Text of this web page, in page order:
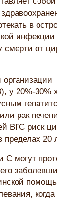
в
инфекции
от
у 20%-30%
рак
ВГС риск
пределах 20
С могут